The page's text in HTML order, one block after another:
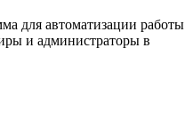
для автоматизации работы
и администраторы в